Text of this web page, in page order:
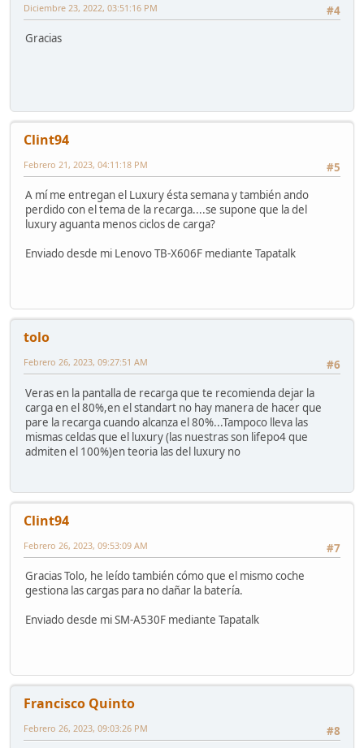
#4
Diciembre 23, 2022, 03:51:16 PM
Gracias
Clint94
#5
Febrero 21, 2023, 04:11:18 PM
A mí me entregan el Luxury ésta semana y también ando
perdido con el tema de la recarga....se supone que la del
luxury aguanta menos ciclos de carga?
Enviado desde mi Lenovo TB-X606F mediante Tapatalk
tolo
#6
Febrero 26, 2023, 09:27:51 AM
Veras en la pantalla de recarga que te recomienda dejar la
carga en el 80%,en el standart no hay manera de hacer que
pare la recarga cuando alcanza el 80%...Tampoco lleva las
mismas celdas que el luxury (las nuestras son lifepo4 que
admiten el 100%)en teoria las del luxury no
Clint94
#7
Febrero 26, 2023, 09:53:09 AM
Gracias Tolo, he leído también cómo que el mismo coche
gestiona las cargas para no dañar la batería.
Enviado desde mi SM-A530F mediante Tapatalk
Francisco Quinto
#8
Febrero 26, 2023, 09:03:26 PM